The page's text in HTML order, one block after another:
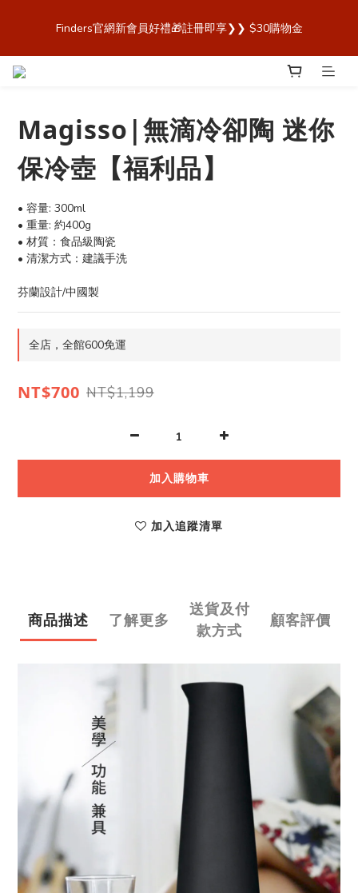
商城，購買最安心！】
Finders官網新會員好禮🎁註冊即享❯❯ $30購物金
歡迎來到 Finders🎉【Blender Bottle x Owala 台灣官方代理直營
Magisso|無滴冷卻陶 迷你
保冷壺【福利品】
• 容量: 300ml
• 重量: 約400g
• 材質：食品級陶瓷
• 清潔方式：建議手洗
芬蘭設計/中國製
全店，全館600免運
NT$700 NT$1,199
加入購物車
加入追蹤清單
商品描述 了解更多
送貨及付
款方式
顧客評價